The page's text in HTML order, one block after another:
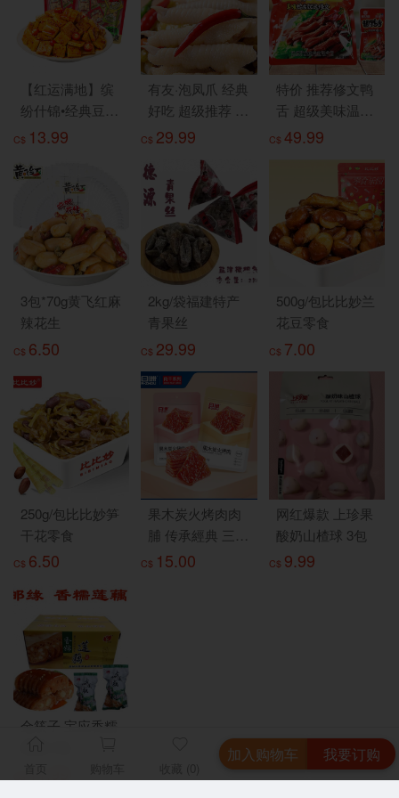
【红运满地】缤
纷什锦•经典豆干
2袋*400g
C$ 13.99
有友·泡凤爪 经典
好吃 超级推荐 10
包*100g
C$ 29.99
特价 推荐修文鸭
舌 超级美味温州
特产 新包装 最新
C$49.99
3包*70g黄飞红麻
辣花生
C$ 6.50
2kg/袋福建特产
青果丝
C$ 29.99
500g/包比比妙兰
花豆零食
C$ 7.00
250g/包比比妙笋
干花零食
C$ 6.50
果木炭火烤肉肉
脯 传承經典 三种
口味 2包
C$ 15.00
网红爆款 上珍果
酸奶山楂球 3包
C$ 9.99
金筷子 宝应香糯
加入购物车 我要订购